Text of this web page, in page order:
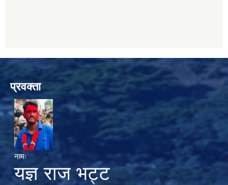
प्रवक्ता
नामः
यज्ञ राज भट्ट